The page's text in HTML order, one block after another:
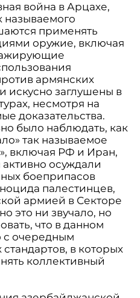
война в Арцахе,
называемого
применять
оружие, включая
армянских
искусно заглушены в
несмотря на
доказательства.
было наблюдать, как
так называемое
включая РФ и Иран,
осуждали
боеприпасов
палестинцев,
армией в Секторе
это ни звучало, но
что в данном
с очередным
в которых
коллективный